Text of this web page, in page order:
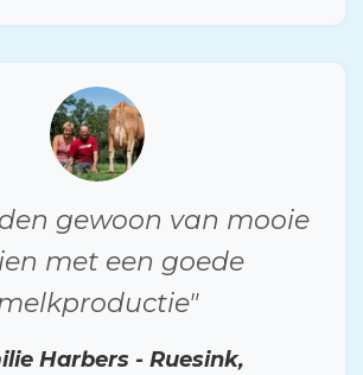
gewoon van mooie
met een goede
Harbers - Ruesink,